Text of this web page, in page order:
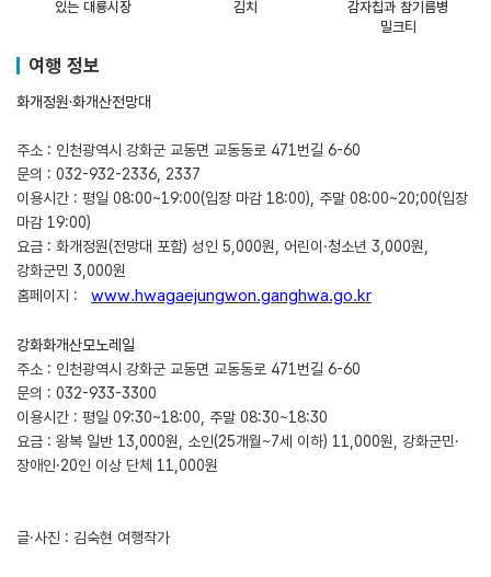
있는 대룡시장 김치
감자칩과 참기름병
밀크티
여행 정보
화개정원·화개산전망대
주소 : 인천광역시 강화군 교동면 교동동로 471번길 6-60
문의 : 032-932-2336, 2337
이용시간 : 평일 08:00~19:00(입장 마감 18:00), 주말 08:00~20;00(입장
마감 19:00)
요금 : 화개정원(전망대 포함) 성인 5,000원, 어린이·청소년 3,000원,
강화군민 3,000원
홈페이지 :
www.hwagaejungwon.ganghwa.go.kr
강화화개산모노레일
주소 : 인천광역시 강화군 교동면 교동동로 471번길 6-60
문의 : 032-933-3300
이용시간 : 평일 09:30~18:00, 주말 08:30~18:30
요금 : 왕복 일반 13,000원, 소인(25개월~7세 이하) 11,000원, 강화군민·
장애인·20인 이상 단체 11,000원
글·사진 : 김숙현 여행작가